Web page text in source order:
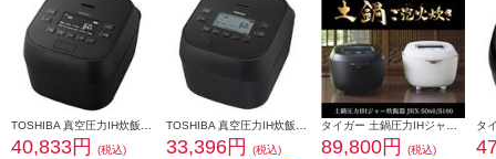
40,833円
(税込)
33,396円 (税込) 89,800円 (税込)